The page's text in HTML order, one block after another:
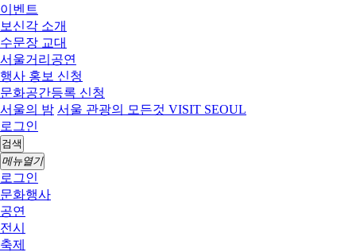
이벤트
보신각 소개
수문장 교대
서울거리공연
행사 홍보 신청
문화공간등록 신청
서울의 밤 서울 관광의 모든것 VISIT SEOUL
로그인
검색
메뉴열기
로그인
문화행사
공연
전시
축제